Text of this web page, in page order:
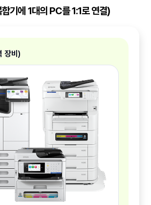
기에 1대의 PC를 1:1로 연결)
장비)